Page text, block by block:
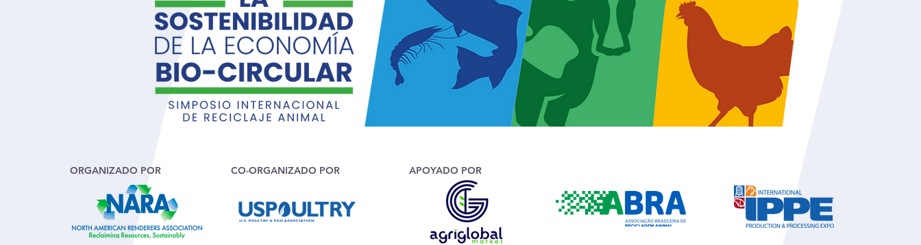
ORGANIZADO POR CO-ORGANIZADO POR APOYADO POR